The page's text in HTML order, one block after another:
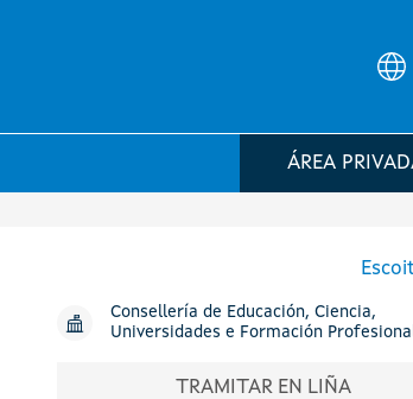
ÁREA
Consellería de Educación, Ciencia,
Universidades e Formación
TRAMITAR EN LIÑA